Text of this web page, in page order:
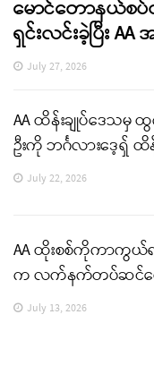
မောင်တောနယ်စပ်
ရှင်းလင်းခဲ့ပြီး
July 27, 2026
AA ထိန်းချုပ်ဒေသမှ
ဦးကို ဘင်္ဂလားဒေ့ရှ် ထိ
July 22, 2026
AA ထိုးစစ်ကိုကာကွယ်
က လက်နက်တပ်ဆင်ပ
July 13, 2026